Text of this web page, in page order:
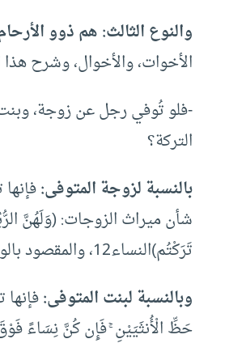
والنوع الثالث: هم ذوو
الأخوات، والأخوال، وشرح
-فلو تُوفي رجل عن زوجة،
التركة؟
بالنسبة لزوجة المتوفى:
شأن ميراث الزوجات: (وَلَهُنَّ
تَرَكْتُم)النساء12، والمقصود بالولد هنا: المولود مطلقًا ذكرًا كان أو أنثى.
وبالنسبة لبنت المتوفى:
حَظِّ الْأُنثَيَيْنِ ۚ فَإِن كُنَّ نِسَاءً فَوْقَ